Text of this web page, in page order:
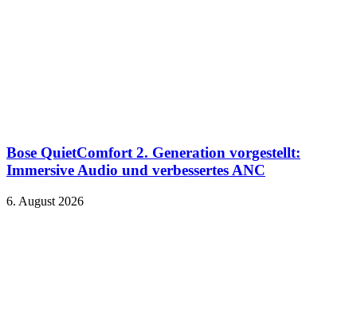
Bose QuietComfort 2. Generation vorgestellt:
Immersive Audio und verbessertes ANC
6. August 2026